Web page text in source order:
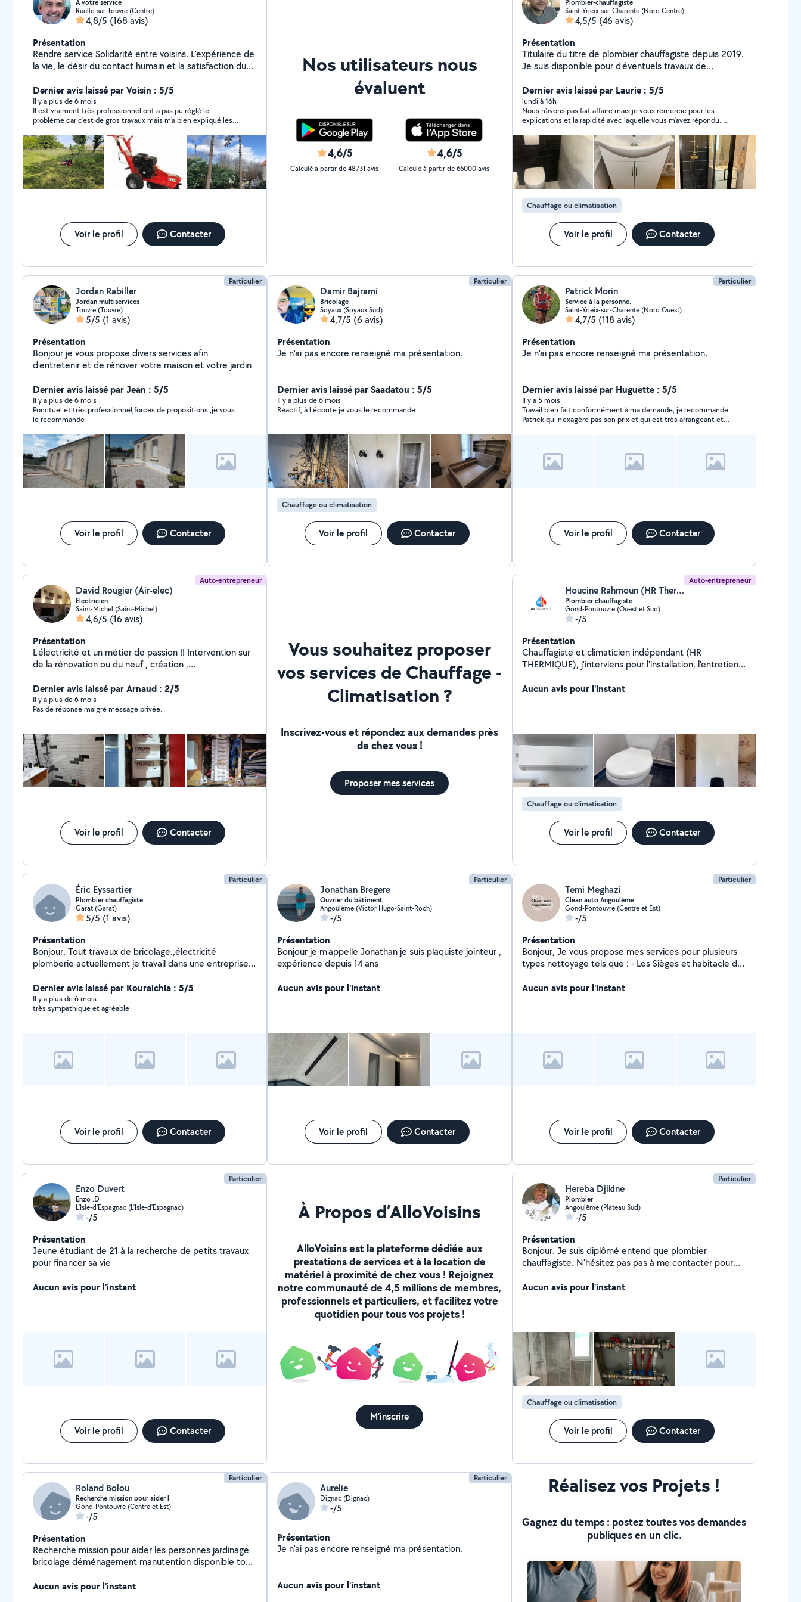
A votre service
Ruelle-sur-Touvre (Centre)
4,8/5 (168 avis)
Présentation
Rendre service Solidarité entre voisins. L'expérience de
la vie, le désir du contact humain et la satisfaction du
dire gratuité.....
Dernier avis laissé par Voisin : 5/5
Il y a plus de 6 mois
Il est vraiment très professionnel ont a pas pu réglé le
problème car c'est de gros travaux mais m'a bien expliqué les
utiles pour les prochains problème. Je vous ke recommande
Voir le profil Contacter
Nos utilisateurs nous
évaluent
4,6/5
Calculé à partir de 48731 avis
4,6/5
Calculé à partir de 66000 avis
Plombier-chauffagiste
Saint-Yrieix-sur-Charente (Nord Centre)
4,5/5 (46 avis)
Présentation
Titulaire du titre de plombier chauffagiste depuis 2019.
Je suis disponible pour d'éventuels travaux de
Dernier avis laissé par Laurie : 5/5
lundi à 16h
Nous n'avons pas fait affaire mais je vous remercie pour les
explications et la rapidité avec laquelle vous m'avez répondu. Je
Chauffage ou climatisation
Voir le profil Contacter
Particulier
Jordan Rabiller
Jordan multiservices
Touvre (Touvre)
5/5 (1 avis)
Présentation
Bonjour je vous propose divers services afin
d'entretenir et de rénover votre maison et votre jardin
Dernier avis laissé par Jean : 5/5
Il y a plus de 6 mois
Ponctuel et très professionnel,forces de propositions ,je vous
le recommande
Voir le profil Contacter
Particulier
Damir Bajrami
Bricolage
Soyaux (Soyaux Sud)
4,7/5 (6 avis)
Présentation
Je n'ai pas encore renseigné ma présentation.
Dernier avis laissé par Saadatou : 5/5
Il y a plus de 6 mois
Réactif, à l écoute je vous le recommande
Chauffage ou climatisation
Voir le profil Contacter
Particulier
Patrick Morin
Service à la personne.
Saint-Yrieix-sur-Charente (Nord Ouest)
4,7/5 (118 avis)
Présentation
Je n'ai pas encore renseigné ma présentation.
Dernier avis laissé par Huguette : 5/5
Il y a 5 mois
Travail bien fait conformément à ma demande, je recommande
Patrick qui n'exagère pas son prix et qui est très arrangeant et
Voir le profil Contacter
Auto-entrepreneur
David Rougier (Air-elec)
Électricien
Saint-Michel (Saint-Michel)
4,6/5 (16 avis)
Présentation
L'électricité et un métier de passion !! Intervention sur
de la rénovation ou du neuf , création ,
effectue également,de la plomberie, carrelage, faïence
et divers travaux , multi services !! a votre écoute et
tâche de répondre au plus vite à vos demandes !!
Dernier avis laissé par Arnaud : 2/5
Il y a plus de 6 mois
Pas de réponse malgré message privée.
Voir le profil Contacter
Vous souhaitez proposer
vos services de Chauffage -
Climatisation ?
Inscrivez-vous et répondez aux demandes près
de chez vous !
Proposer mes services
Auto-entrepreneur
Houcine Rahmoun (HR Thermique)
Plombier chauffagiste
Gond-Pontouvre (Ouest et Sud)
-/5
Présentation
Chauffagiste et climaticien indépendant (HR
THERMIQUE), j'interviens pour l'installation, l'entretien
plomberie. Travail soigné, réactif et à l'écoute, je
Aucun avis pour l'instant
Chauffage ou climatisation
Voir le profil Contacter
Particulier
Éric Eyssartier
Plombier chauffagiste
Garat (Garat)
5/5 (1 avis)
Présentation
Bonjour. Tout travaux de bricolage.,électricité
plomberie actuellement je travail dans une entreprise
Dernier avis laissé par Kouraichia : 5/5
Il y a plus de 6 mois
très sympathique et agréable
Voir le profil Contacter
Particulier
Jonathan Bregere
Ouvrier du bâtiment
Angoulême (Victor Hugo-Saint-Roch)
-/5
Présentation
Bonjour je m'appelle Jonathan je suis plaquiste jointeur ,
expérience depuis 14 ans
Aucun avis pour l'instant
Voir le profil Contacter
Particulier
Temi Meghazi
Clean auto Angoulême
Gond-Pontouvre (Centre et Est)
-/5
Présentation
Bonjour, Je vous propose mes services pour plusieurs
types nettoyage tels que : - Les Sièges et habitacle du
jaunissement des phares - Tapis - Matelas - Canapés,
Aucun avis pour l'instant
Voir le profil Contacter
Particulier
Enzo Duvert
Enzo .D
L'Isle-d'Espagnac (L'Isle-d'Espagnac)
-/5
Présentation
Jeune étudiant de 21 à la recherche de petits travaux
pour financer sa vie
Aucun avis pour l'instant
Voir le profil Contacter
À Propos d’AlloVoisins
AlloVoisins est la plateforme dédiée aux
prestations de services et à la location de
matériel à proximité de chez vous ! Rejoignez
notre communauté de 4,5 millions de membres,
professionnels et particuliers, et facilitez votre
quotidien pour tous vos projets !
M'inscrire
Particulier
Hereba Djikine
Plombier
Angoulême (Plateau Sud)
-/5
Présentation
Bonjour. Je suis diplômé entend que plombier
chauffagiste. N'hésitez pas pas à me contacter pour
Aucun avis pour l'instant
Chauffage ou climatisation
Voir le profil Contacter
Particulier
Roland Bolou
Recherche mission pour aider l
Gond-Pontouvre (Centre et Est)
-/5
Présentation
Recherche mission pour aider les personnes jardinage
bricolage déménagement manutention disponible tous
Aucun avis pour l'instant
Particulier
Aurelie
Dignac (Dignac)
-/5
Présentation
Je n'ai pas encore renseigné ma présentation.
Aucun avis pour l'instant
Réalisez vos Projets !
Gagnez du temps : postez toutes vos demandes
publiques en un clic.